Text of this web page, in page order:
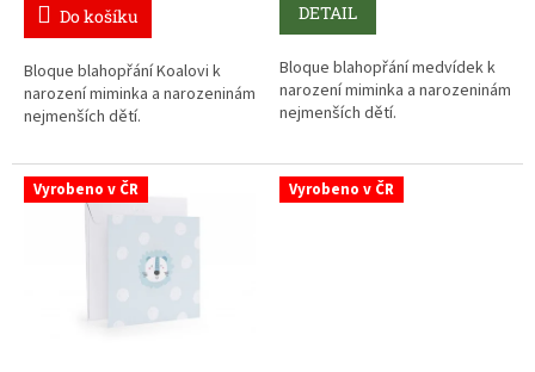
Do košíku
Bloque blahopřání Koalovi k
narození miminka a narozeninám
nejmenších dětí.
DETAIL
Bloque blahopřání medvídek k
narození miminka a narozeninám
nejmenších dětí.
Vyrobeno v ČR Vyrobeno v ČR